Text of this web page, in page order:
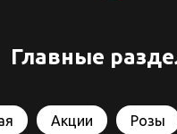
Главные
Акции Розы